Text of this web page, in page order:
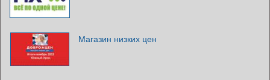
Магазин низких цен